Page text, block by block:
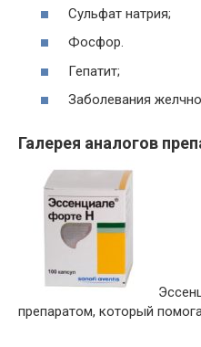
Сульфат натрия;
Фосфор.
Гепатит;
Заболевания
Галерея аналогов
препаратом, который